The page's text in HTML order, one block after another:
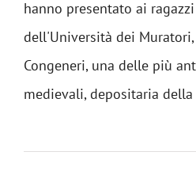
hanno presentato ai
dell'Università dei
Congeneri, una delle più
medievali, depositaria della